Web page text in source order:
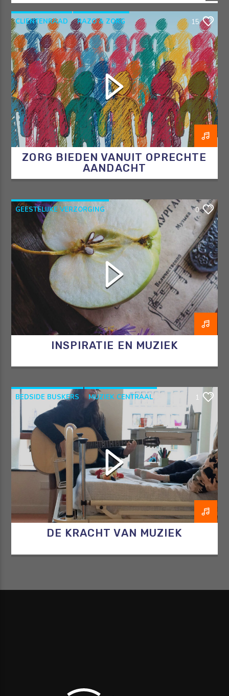
CLIENTENRAAD
RAZO & ZORG
REINIER DE GRAAF
VERBINDING ZORG
15
ZORG BIEDEN VANUIT OPRECHTE
AANDACHT
GEESTELIJKE VERZORGING
INSPIRATIE EN MUZIEK
0
INSPIRATIE EN MUZIEK
BEDSIDE BUSKERS
MUZIEK CENTRAAL
RAZO & ZORG
REINIER DE GRAAF
1
DE KRACHT VAN MUZIEK